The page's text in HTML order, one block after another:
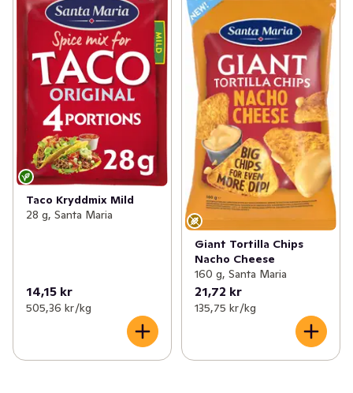
Taco Kryddmix Mild
28 g, Santa Maria
14,15 kr
505,36 kr /kg
Giant Tortilla Chips
Nacho Cheese
160 g, Santa Maria
21,72 kr
135,75 kr /kg